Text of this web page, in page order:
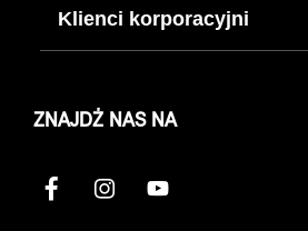
Klienci korporacyjni
ZNAJDŹ NAS NA